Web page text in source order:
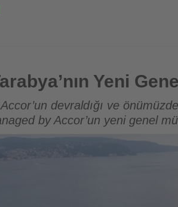
Genel Müdürü Uğur Talayhan oldu
Yeni
devraldığı ve
by Accor’un yeni genel